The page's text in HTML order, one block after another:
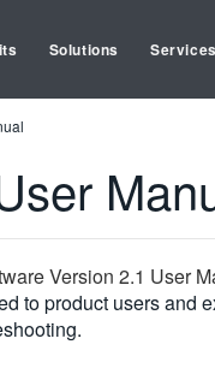
Solutions Services
Version 2.1 User
to product users and